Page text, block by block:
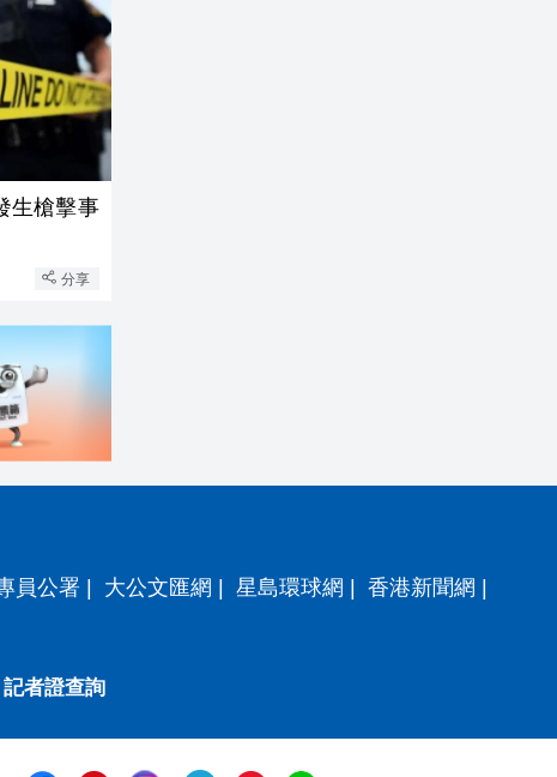
生槍擊事
分享
員公署 | 大公文匯網 | 星島環球網 | 香港新聞網 |
記者證查詢